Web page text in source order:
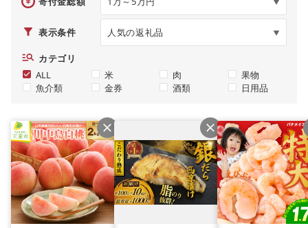
表示条件
カテゴリ
ALL
米 肉
果物
魚介類
金券 酒類 日用品